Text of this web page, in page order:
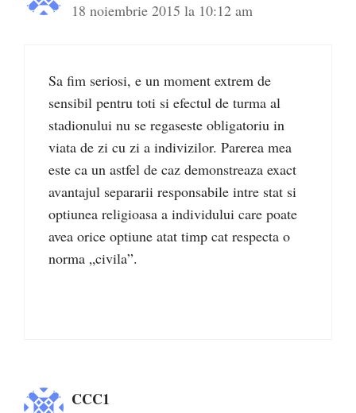
18 noiembrie 2015 la 10:12 am
Sa fim seriosi, e un moment extrem de
sensibil pentru toti si efectul de turma al
stadionului nu se regaseste obligatoriu in
viata de zi cu zi a indivizilor. Parerea mea
este ca un astfel de caz demonstreaza exact
avantajul separarii responsabile intre stat si
optiunea religioasa a individului care poate
avea orice optiune atat timp cat respecta o
norma „civila”.
CCC1